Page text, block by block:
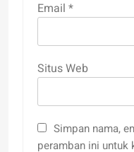
Email *
Situs Web
Simpan nama,
peramban ini untuk